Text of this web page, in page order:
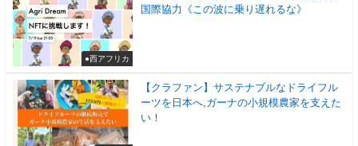
●西アフリカ
国際協力《この波に乗り遅れるな》
【クラファン】サステナブルなドライフル
ーツを日本へ,ガーナの小規模農家を支えた
い！